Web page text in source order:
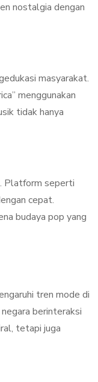
nostalgia dengan
masyarakat.
menggunakan
tidak hanya
Platform seperti
cepat.
budaya pop yang
tren mode di
berinteraksi
tetapi juga